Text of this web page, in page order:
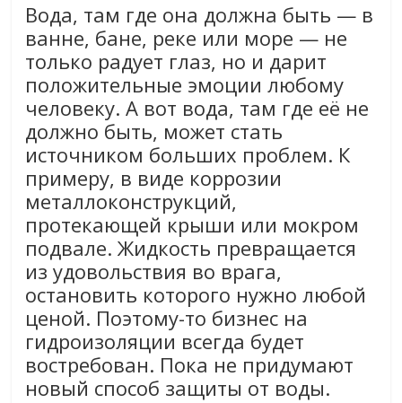
Вода, там где она должна быть — в
ванне, бане, реке или море — не
только радует глаз, но и дарит
положительные эмоции любому
человеку. А вот вода, там где её не
должно быть, может стать
источником больших проблем. К
примеру, в виде коррозии
металлоконструкций,
протекающей крыши или мокром
подвале. Жидкость превращается
из удовольствия во врага,
остановить которого нужно любой
ценой. Поэтому-то бизнес на
гидроизоляции всегда будет
востребован. Пока не придумают
новый способ защиты от воды.